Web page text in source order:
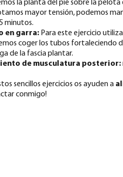
la planta del pie sobre la
mayor tensión, podemos
minutos.
en garra: Para este ejercicio
coger los tubos fortaleciendo
de la fascia plantar.
de musculatura posterior:
sencillos ejercicios os ayuden a
conmigo!